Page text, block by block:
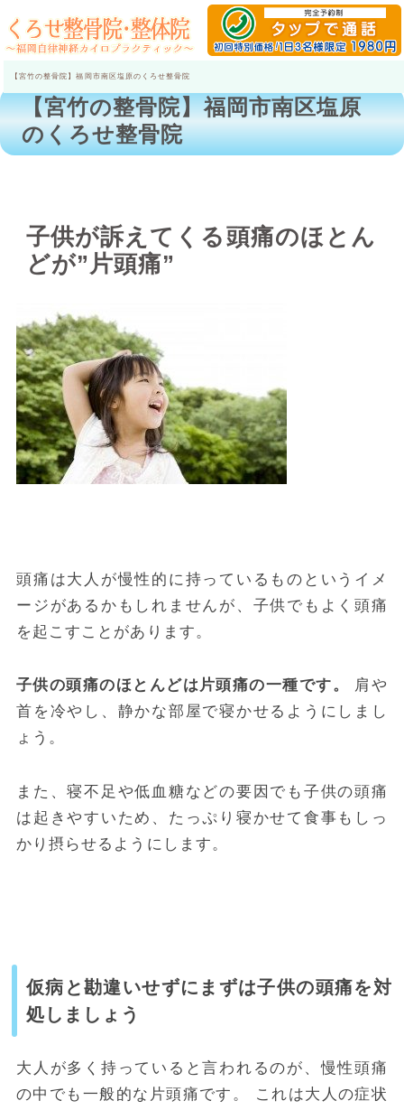
【宮竹の整骨院】福岡市南区塩原のくろせ整骨院
【宮竹の整骨院】福岡市南区塩原
のくろせ整骨院
子供が訴えてくる頭痛のほとん
どが”片頭痛”
頭痛は大人が慢性的に持っているものというイメ
ージがあるかもしれませんが、子供でもよく頭痛
を起こすことがあります。
子供の頭痛のほとんどは片頭痛の一種です。
肩や
首を冷やし、静かな部屋で寝かせるようにしまし
ょう。
また、寝不足や低血糖などの要因でも子供の頭痛
は起きやすいため、たっぷり寝かせて食事もしっ
かり摂らせるようにします。
仮病と勘違いせずにまずは子供の頭痛を対
処しましょう
大人が多く持っていると言われるのが、慢性頭痛
の中でも一般的な片頭痛です。
これは大人の症状